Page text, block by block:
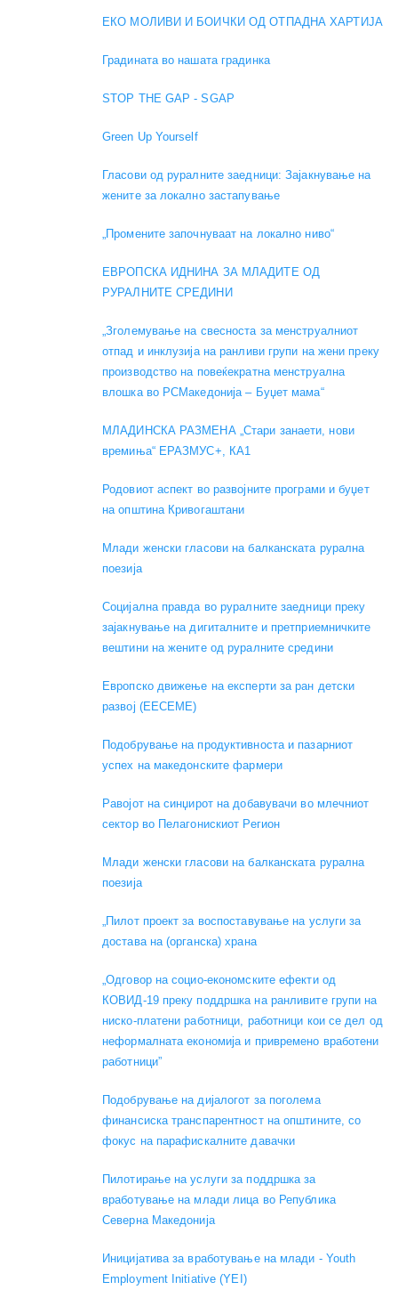
ЕКО МОЛИВИ И БОИЧКИ ОД ОТПАДНА ХАРТИЈА
Градината во нашата градинка
STOP THE GAP - SGAP
Green Up Yourself
Гласови од руралните заедници: Зајакнување на
жените за локално застапување
„Промените започнуваат на локално ниво“
ЕВРОПСКА ИДНИНА ЗА МЛАДИТЕ ОД
РУРАЛНИТЕ СРЕДИНИ
„Зголемување на свесноста за менструалниот
отпад и инклузија на ранливи групи на жени преку
производство на повеќекратна менструална
влошка во РСМакедонија – Буџет мама“
МЛАДИНСКА РАЗМЕНА „Стари занаети, нови
времиња“ ЕРАЗМУС+, КА1
Родовиот аспект во развојните програми и буџет
на општина Кривогаштани
Mлади женски гласови на балканската рурална
поезија
Социјална правда во руралните заедници преку
зајакнување на дигиталните и претприемничките
вештини на жените од руралните средини
Европско движење на експерти за ран детски
развој (EECEME)
Подобрување на продуктивноста и пазарниот
успех на македонските фармери
Равојот на синџирот на добавувачи во млечниот
сектор во Пелагонискиот Регион
Mлади женски гласови на балканската рурална
поезија
„Пилот проект за воспоставување на услуги за
достава на (органска) храна
„Одговор на социо-економските ефекти од
КОВИД-19 преку поддршка на ранливите групи на
ниско-платени работници, работници кои се дел од
неформалната економија и привремено вработени
работници”
Подобрување на дијалогот за поголема
финансиска транспарентност на општините, со
фокус на парафискалните давачки
Пилотирање на услуги за поддршка за
вработување на млади лица во Република
Северна Македонија
Иницијатива за вработување на млади - Youth
Employment Initiative (YEI)